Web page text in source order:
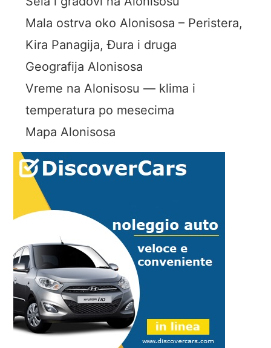
Mala ostrva oko Alonisosa – Peristera,
Kira Panagija, Đura i druga
Geografija Alonisosa
Vreme na Alonisosu — klima i
temperatura po mesecima
Mapa Alonisosa